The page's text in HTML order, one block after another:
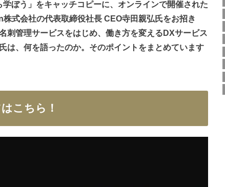
ぼう」をキャッチコピーに、オンラインで開催された
式会社の代表取締役社長 CEO寺田親弘氏をお招き
刺管理サービスをはじめ、働き方を変えるDXサービス
は、何を語ったのか。そのポイントをまとめています
こちら！